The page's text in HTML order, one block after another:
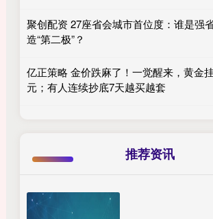
聚创配资 27座省会城市首位度：谁是强
造“第二极”？
亿正策略 金价跌麻了！一觉醒来，黄金
元；有人连续抄底7天越买越套
推荐资讯